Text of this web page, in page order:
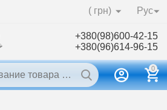
Рус
( грн)
+380(98)600-42-15
+380(96)614-96-15
0